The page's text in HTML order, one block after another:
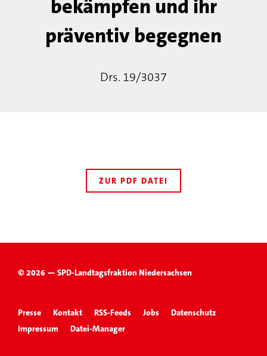
bekämpfen und ihr
präventiv begegnen
Drs. 19/3037
ZUR PDF DATEI
© 2026 — SPD-Landtagsfraktion Niedersachsen
Presse Kontakt RSS-Feeds Jobs
Datenschutz
Impressum
Datei-Manager